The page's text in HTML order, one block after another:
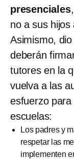
presenciales
no a sus hijos
Asimismo,
deberán
tutores en la
vuelva a las
esfuerzo
escuelas:
Los padres y
respetar las
implementen